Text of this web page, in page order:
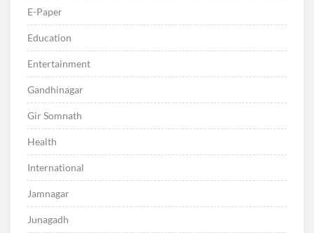
E-Paper
Education
Entertainment
Gandhinagar
Gir Somnath
Health
International
Jamnagar
Junagadh